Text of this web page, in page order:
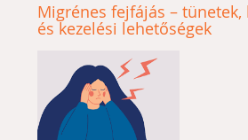
Migrénes fejfájás –
és kezelési lehetőségek